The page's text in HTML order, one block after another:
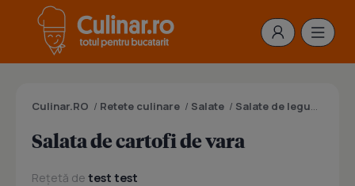
Culinar.RO / Retete culinare / Salate / Salate de legume
Salata de cartofi de vara
Rețetă de test test